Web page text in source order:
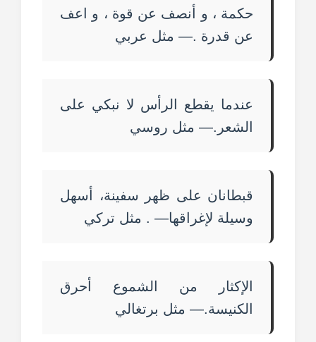
حكمة ، و أنصف عن قوة ، و اعف
عن قدرة .— مثل عربي
عندما يقطع الرأس لا نبكي على
الشعر.— مثل روسي
قبطانان على ظهر سفينة، أسهل
وسيلة لإغراقها— . مثل تركي
الإكثار من الشموع أحرق
الكنيسة.— مثل برتغالي